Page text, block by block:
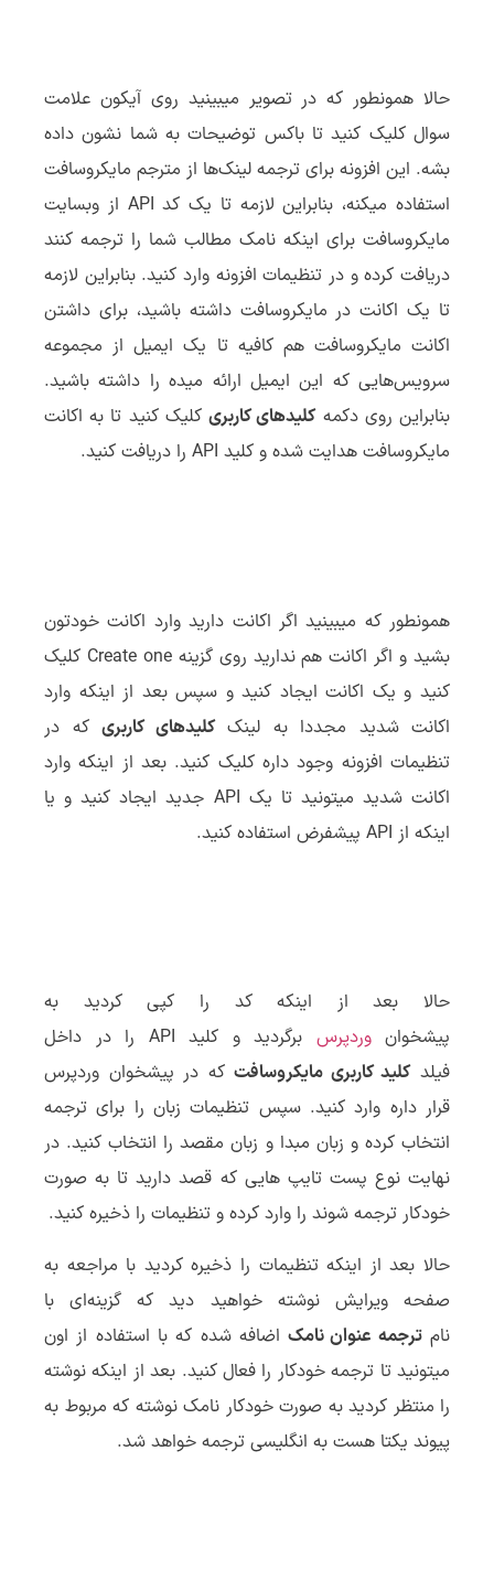
حالا همونطور که در تصویر میبینید روی آیکون علامت
سوال کلیک کنید تا باکس توضیحات به شما نشون داده
بشه. این افزونه برای ترجمه لینک‌ها از مترجم مایکروسافت
استفاده میکنه، بنابراین لازمه تا یک کد API از وبسایت
مایکروسافت برای اینکه نامک مطالب شما را ترجمه کنند
دریافت کرده و در تنظیمات افزونه وارد کنید. بنابراین لازمه
تا یک اکانت در مایکروسافت داشته باشید، برای داشتن
اکانت مایکروسافت هم کافیه تا یک ایمیل از مجموعه
سرویس‌هایی که این ایمیل ارائه میده را داشته باشید.
بنابراین روی دکمهکلیدهای کاربریکلیک کنید تا به اکانت
مایکروسافت هدایت شده و کلید API را دریافت کنید.
همونطور که میبینید اگر اکانت دارید وارد اکانت خودتون
بشید و اگر اکانت هم ندارید روی گزینه Create one کلیک
کنید و یک اکانت ایجاد کنید و سپس بعد از اینکه وارد
اکانت شدید مجددا به لینککلیدهای کاربری که در
تنظیمات افزونه وجود داره کلیک کنید. بعد از اینکه وارد
اکانت شدید میتونید تا یک API جدید ایجاد کنید و یا
اینکه از API پیشفرض استفاده کنید.
حالا بعد از اینکه کد را کپی کردید به
پیشخوانوردپرس
برگردید و کلید API را در داخل
فیلدکلید کاربری مایکروسافتکه در پیشخوان وردپرس
قرار داره وارد کنید. سپس تنظیمات زبان را برای ترجمه
انتخاب کرده و زبان مبدا و زبان مقصد را انتخاب کنید. در
نهایت نوع پست تایپ هایی که قصد دارید تا به صورت
خودکار ترجمه شوند را وارد کرده و تنظیمات را ذخیره کنید.
حالا بعد از اینکه تنظیمات را ذخیره کردید با مراجعه به
صفحه ویرایش نوشته خواهید دید که گزینه‌ای با
نامترجمه عنوان نامکاضافه شده که با استفاده از اون
میتونید تا ترجمه خودکار را فعال کنید. بعد از اینکه نوشته
را منتظر کردید به صورت خودکار نامک نوشته که مربوط به
پیوند یکتا هست به انگلیسی ترجمه خواهد شد.